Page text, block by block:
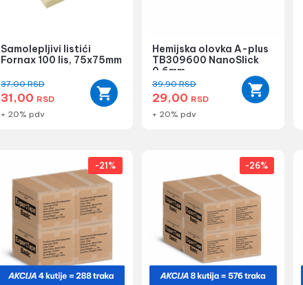
Samolepljivi listići
Fornax 100 lis, 75x75mm
37,00RSD
31,00 RSD
+ 20% pdv
Hemijska olovka A-plus
TB309600 NanoSlick
0.6mm
39,90RSD
29,00 RSD
+ 20% pdv
-21% -26%